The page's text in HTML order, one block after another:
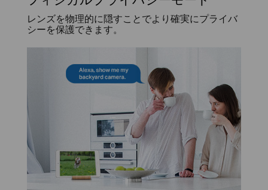
レンズを物理的に隠すことでより確実にプライバ
シーを保護できます。